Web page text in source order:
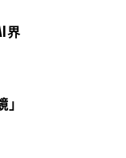
界